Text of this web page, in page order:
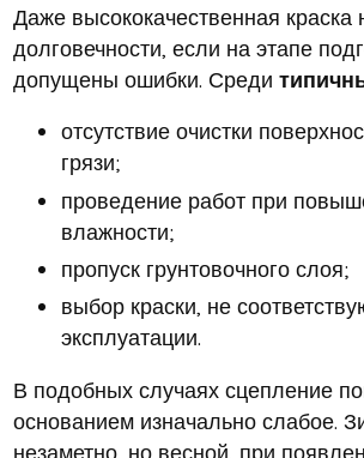
Даже высококачественная краска
долговечности, если на этапе
допущены ошибки. Среди
отсутствие очистки
грязи;
проведение работ при
влажности;
пропуск грунтовочного слоя;
выбор краски, не
эксплуатации.
В подобных случаях сцепление
основанием изначально слабое.
незаметно, но весной, при